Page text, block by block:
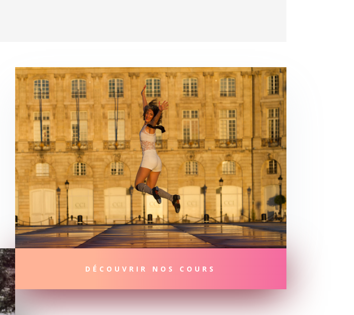
DÉCOUVRIR NOS COURS